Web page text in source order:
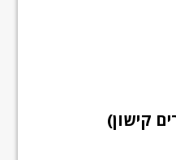
קישון)